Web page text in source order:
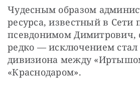
Чудесным образом
ресурса, известный в Сети
псевдонимом Димитрович,
редко — исключением стал
дивизиона между
«Краснодаром».